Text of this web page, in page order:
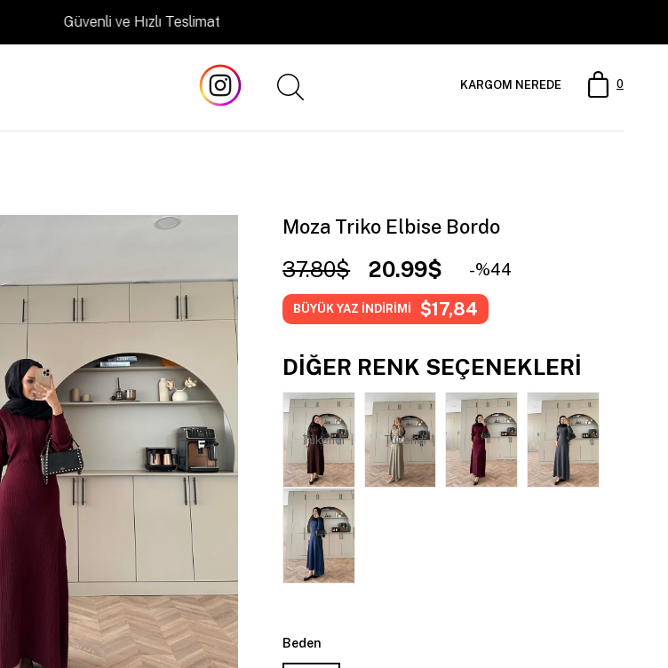
Güvenli ve Hızlı Teslimat
0
KARGOM NEREDE
Moza Triko Elbise Bordo
37.80$ 20.99$ 44
BÜYÜK YAZ İNDİRİMİ $17,84
DIĞER RENK SEÇENEKLERI
Tükendi Tükendi
Beden